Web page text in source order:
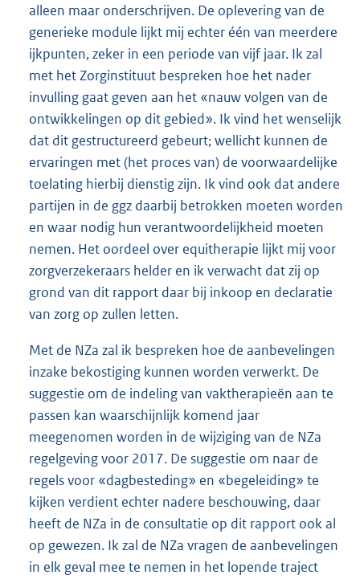
alleen maar onderschrijven. De oplevering van de
generieke module lijkt mij echter één van meerdere
ijkpunten, zeker in een periode van vijf jaar. Ik zal
met het Zorginstituut bespreken hoe het nader
invulling gaat geven aan het «nauw volgen van de
ontwikkelingen op dit gebied». Ik vind het wenselijk
dat dit gestructureerd gebeurt; wellicht kunnen de
ervaringen met (het proces van) de voorwaardelijke
toelating hierbij dienstig zijn. Ik vind ook dat andere
partijen in de ggz daarbij betrokken moeten worden
en waar nodig hun verantwoordelijkheid moeten
nemen. Het oordeel over equitherapie lijkt mij voor
zorgverzekeraars helder en ik verwacht dat zij op
grond van dit rapport daar bij inkoop en declaratie
van zorg op zullen letten.
Met de NZa zal ik bespreken hoe de aanbevelingen
inzake bekostiging kunnen worden verwerkt. De
suggestie om de indeling van vaktherapieën aan te
passen kan waarschijnlijk komend jaar
meegenomen worden in de wijziging van de NZa
regelgeving voor 2017. De suggestie om naar de
regels voor «dagbesteding» en «begeleiding» te
kijken verdient echter nadere beschouwing, daar
heeft de NZa in de consultatie op dit rapport ook al
op gewezen. Ik zal de NZa vragen de aanbevelingen
in elk geval mee te nemen in het lopende traject